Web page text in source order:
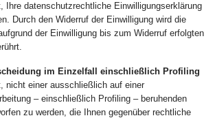
Ihre datenschutzrechtliche Einwilligungserklärung
Durch den Widerruf der Einwilligung wird die
der Einwilligung bis zum Widerruf erfolgten
im Einzelfall einschließlich Profiling
nicht einer ausschließlich auf einer
– einschließlich Profiling – beruhenden
zu werden, die Ihnen gegenüber rechtliche